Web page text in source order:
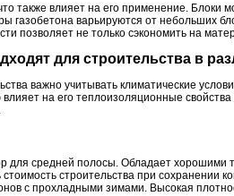
также влияет на его применение. Блоки
варьируются от небольших
позволяет не только сэкономить на
для строительства в
важно учитывать климатические
на его теплоизоляционные
для средней полосы. Обладает хорошими
строительства при сохранении
с прохладными зимами. Высокая